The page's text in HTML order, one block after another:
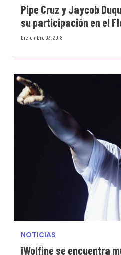
Pipe Cruz y Jaycob
su participación en el
Diciembre 03, 2018
NOTICIAS
¡Wolfine se encuentra